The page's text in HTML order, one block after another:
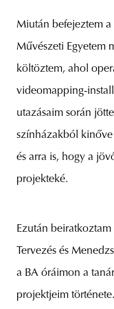
Miután befejeztem
Művészeti Egyetem
költöztem, ahol
videomapping-
utazásaim során
színházakból
és arra is, hogy a
projekteké.
Ezután
Tervezés és
a BA óráimon a
projektjeim